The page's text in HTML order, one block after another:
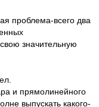
проблема-всего два
значительную
и прямолинейного
выпускать какого-